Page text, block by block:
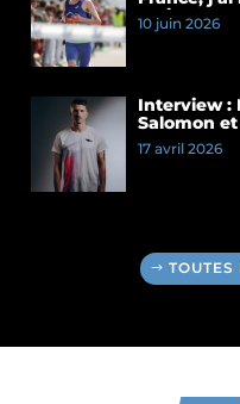
maison »
10 juin 2026
Interview :
Salomon
17 avril 2026